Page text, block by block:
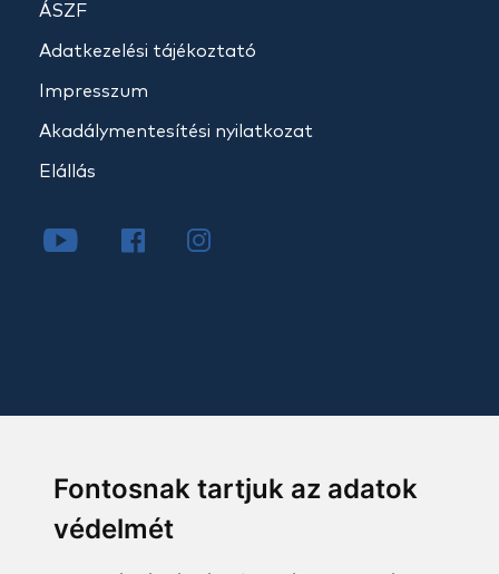
Fontosnak tartjuk az adatok
védelmét
ÁSZF
Adatkezelési tájékoztató
Impresszum
Akadálymentesítési nyilatkozat
Elállás